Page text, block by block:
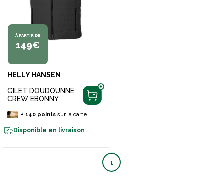
À PARTIR DE
149€
HELLY HANSEN
GILET DOUDOUNNE
CREW EBONNY
+ 140pointssur la carte
Disponible en livraison
1